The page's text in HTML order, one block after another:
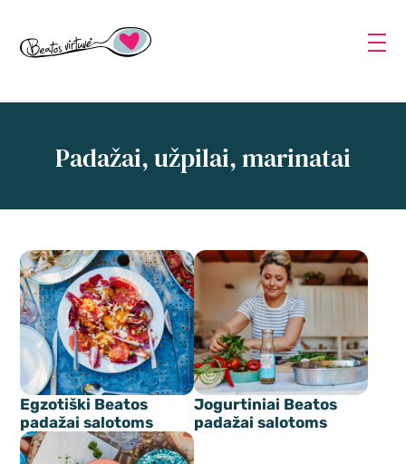
Padažai, užpilai, marinatai
Egzotiški Beatos
padažai salotoms
Jogurtiniai Beatos
padažai salotoms